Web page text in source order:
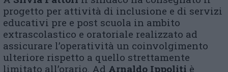
progetto per attività di inclusione e di servizi
educativi pre e post scuola in ambito
extrascolastico e oratoriale realizzato ad
assicurare l’operatività un coinvolgimento
ulteriore rispetto a quello strettamente
limitato all’orario. Ad Arnaldo Ippoliti è